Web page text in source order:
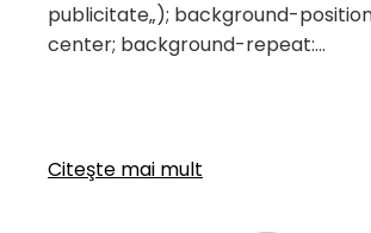
publicitate„); background-
center; background-repeat:…
Citeşte mai mult